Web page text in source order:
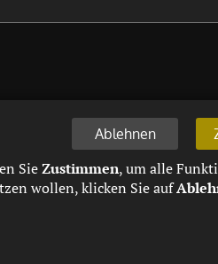
Ablehnen
SieZustimmen, um alle
wollen, klicken Sie auf